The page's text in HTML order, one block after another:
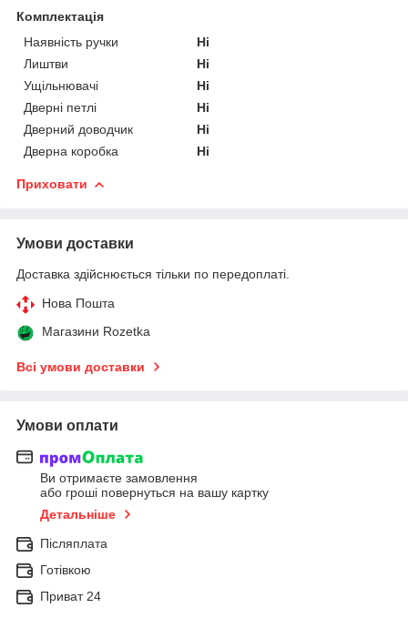
Комплектація
Наявність ручки
Ні
Лиштви
Ні
Ущільнювачі
Ні
Дверні петлі
Ні
Дверний доводчик
Ні
Дверна коробка
Ні
Приховати
Умови доставки
Доставка здійснюється тільки по передоплаті.
Нова Пошта
Магазини Rozetka
Всі умови доставки
Умови оплати
Ви отримаєте замовлення
або гроші повернуться на вашу картку
Детальніше
Післяплата
Готівкою
Приват 24